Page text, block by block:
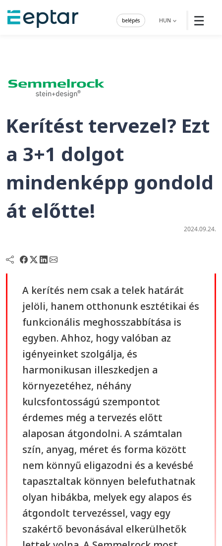
☰
HUN
belépés
Kerítést tervezel? Ezt
a 3+1 dolgot
mindenképp gondold
át előtte!
2024.09.24.
A kerítés nem csak a telek határát
jelöli, hanem otthonunk esztétikai és
funkcionális meghosszabbítása is
egyben. Ahhoz, hogy valóban az
igényeinket szolgálja, és
harmonikusan illeszkedjen a
környezetéhez, néhány
kulcsfontosságú szempontot
érdemes még a tervezés előtt
alaposan átgondolni. A számtalan
szín, anyag, méret és forma között
nem könnyű eligazodni és a kevésbé
tapasztaltak könnyen belefuthatnak
olyan hibákba, melyek egy alapos és
átgondolt tervezéssel, vagy egy
szakértő bevonásával elkerülhetők